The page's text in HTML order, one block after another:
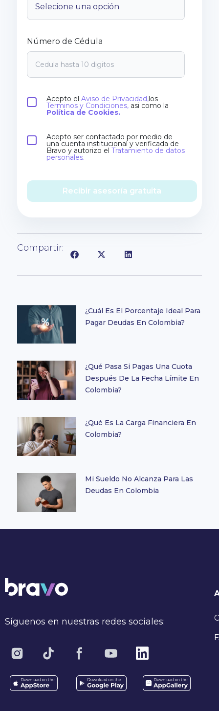
Número de Cédula
Acepto el Aviso de Privacidad,los
Terminos y Condiciones, asi como la
Política de Cookies.
Acepto ser contactado por medio de
una cuenta institucional y verificada de
Bravo y autorizo el Tratamiento de datos
personales.
Recibir asesoría gratuita
Compartir:
¿Cuál Es El Porcentaje Ideal Para
Pagar Deudas En Colombia?
¿Qué Pasa Si Pagas Una Cuota
Después De La Fecha Límite En
Colombia?
¿Qué Es La Carga Financiera En
Colombia?
Mi Sueldo No Alcanza Para Las
Deudas En Colombia
Síguenos en nuestras redes sociales: